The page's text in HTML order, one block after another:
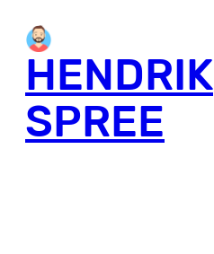
content
HENDRIK
SPREE